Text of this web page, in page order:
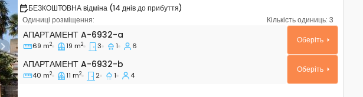
Next
БЕЗКОШТОВНА відміна (14 днів до прибуття)
Одиниці розміщення:
Кількість одиниць: 3
Трикімнатні апартаменти Умаг - Umag A-6932-a
АПАРТАМЕНТ A-6932-a
69 m2 19 m2 3 1 6
Оберіть
Апартамент A-6932-b
АПАРТАМЕНТ A-6932-b
40 m2 11 m2 2 1 4
Оберіть